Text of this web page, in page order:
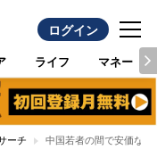
ログイン
ライフ マネー
ーチ 中国若者の間で安価な